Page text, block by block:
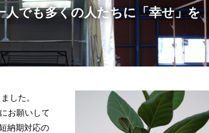
人でも多くの人たちに「幸せ」を
した。
お願いして
納期対応の